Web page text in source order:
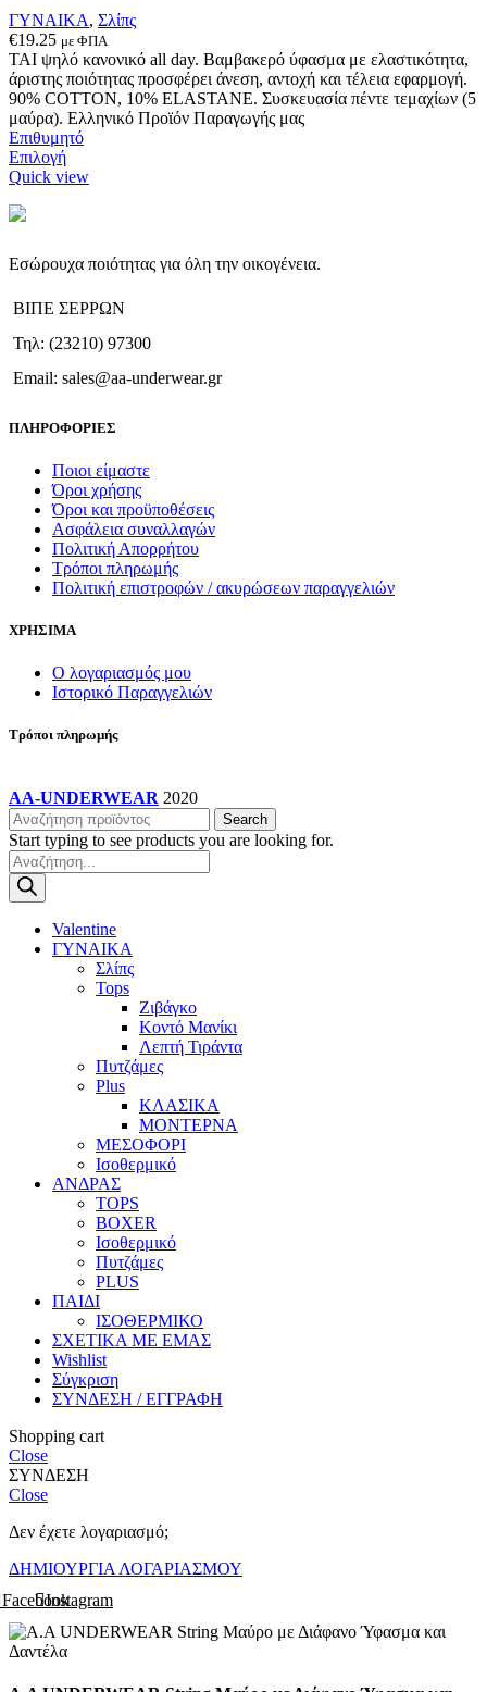
ΓΥΝΑΙΚΑ, Σλίπς
€19.25 με ΦΠΑ
ΤΑΙ ψηλό κανονικό all day. Βαμβακερό ύφασμα με ελαστικότητα,
άριστης ποιότητας προσφέρει άνεση, αντοχή και τέλεια εφαρμογή.
90% COTTON, 10% ELASTANE. Συσκευασία πέντε τεμαχίων (5
μαύρα). Ελληνικό Προϊόν Παραγωγής μας
Επιθυμητό
ΕπιλογήΑυτό
το
παραλλαγές.
Οι
μπορούν
επιλεγούν
στη
σελίδα
προϊόντος
Quick view
Εσώρουχα ποιότητας για όλη την οικογένεια.
ΒΙΠΕ ΣΕΡΡΩΝ
Τηλ: (23210) 97300
Email: sales@aa-underwear.gr
ΠΛΗΡΟΦΟΡΙΕΣ
Ποιοι είμαστε
Όροι χρήσης
Όροι και προϋποθέσεις
Ασφάλεια συναλλαγών
Πολιτική Απορρήτου
Τρόποι πληρωμής
Πολιτική επιστροφών / ακυρώσεων παραγγελιών
ΧΡΗΣΙΜΑ
Ο λογαριασμός μου
Ιστορικό Παραγγελιών
Τρόποι πληρωμής
AA-UNDERWEAR 2020
Search
Start typing to see products you are looking for.
Products
search
Valentine
ΓΥΝΑΙΚΑ
Σλίπς
Tops
Ζιβάγκο
Κοντό Μανίκι
Λεπτή Τιράντα
Πυτζάμες
Plus
ΚΛΑΣΙΚΑ
ΜΟΝΤΕΡΝΑ
ΜΕΣΟΦΟΡΙ
Ισοθερμικό
ΑΝΔΡΑΣ
TOPS
BOXER
Ισοθερμικό
Πυτζάμες
PLUS
ΠΑΙΔΙ
ΙΣΟΘΕΡΜΙΚΟ
ΣΧΕΤΙΚΑ ΜΕ ΕΜΑΣ
Wishlist
Σύγκριση
ΣΥΝΔΕΣΗ / ΕΓΓΡΑΦΗ
Shopping cart
Close
ΣΥΝΔΕΣΗ
Close
Δεν έχετε λογαριασμό;
ΔΗΜΙΟΥΡΓΙΑ ΛΟΓΑΡΙΑΣΜΟΥ
FacebookInstagram